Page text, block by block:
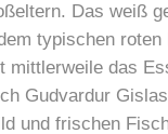
Das weiß
typischen roten
mittlerweile das
Gudvardur
und frischen